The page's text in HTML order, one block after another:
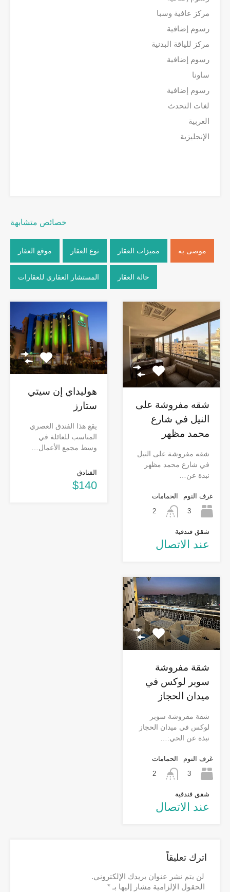
مركز عافية وسبا
رسوم إضافية
مركز للياقة البدنية
رسوم إضافية
ساونا
رسوم إضافية
لغات التحدث
العربية
الإنجليزية
خصائص متشابهة
موصى به مميزات العقار نوع العقار موقع العقار
حالة العقار المستشار العقاري للعقارات
شقه مفروشة على
النيل في شارع
محمد مظهر
شقه مفروشة على النيل
في شارع محمد مظهر
نبذة عن…
غرف النوم
3
الحمامات
2
شقق فندقية
عند الاتصال
هوليداي إن سيتي
ستارز
يقع هذا الفندق العصري
المناسب للعائلة في
وسط مجمع الأعمال…
الفنادق
$140
شقة مفروشة
سوبر لوكس في
ميدان الحجاز
شقة مفروشة سوبر
لوكس في ميدان الحجاز
نبذة عن الحي:…
غرف النوم
3
الحمامات
2
شقق فندقية
عند الاتصال
اترك تعليقاً
لن يتم نشر عنوان بريدك الإلكتروني.
الحقول الإلزامية مشار إليها بـ *